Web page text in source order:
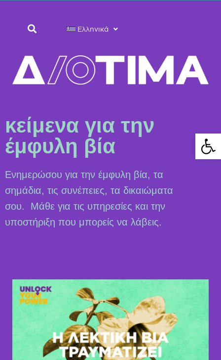
Ελληνικά
κείμενα για την
έμφυλη βία
Ενημερώσου για την έμφυλη βία, τα
σημάδια, τις συνέπειες, τα δικαιώματα
σου. Μάθε για τις υπηρεσίες και την
υποστήριξη που μπορείς να λάβεις.